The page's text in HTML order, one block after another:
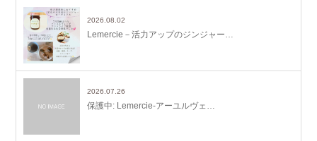
2026.08.02
Lemercie－活力アップのジンジャー…
2026.07.26
保護中: Lemercie-アーユルヴェ…